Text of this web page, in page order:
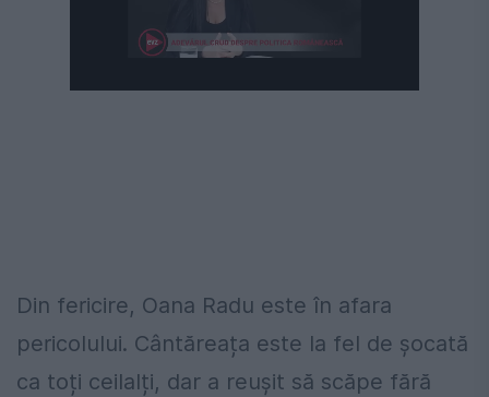
Din fericire, Oana Radu este în afara
pericolului. Cântăreața este la fel de șocată
ca toți ceilalți, dar a reușit să scăpe fără